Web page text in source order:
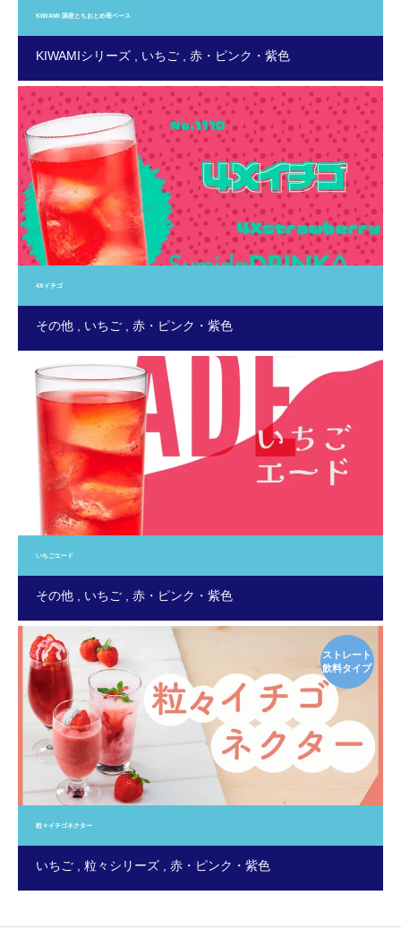
KIWAMI 国産とちおとめ苺ベース
KIWAMIシリーズ いちご 赤・ピンク・紫色
4Xイチゴ
その他 いちご 赤・ピンク・紫色
いちごエード
その他 いちご 赤・ピンク・紫色
ストレート
飲料タイプ
粒々イチゴネクター
いちご 粒々シリーズ 赤・ピンク・紫色